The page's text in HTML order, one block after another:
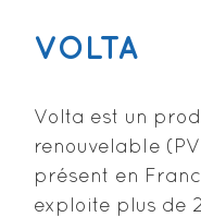
VOLTA
Volta est un
renouvelable
présent en
exploite plus de